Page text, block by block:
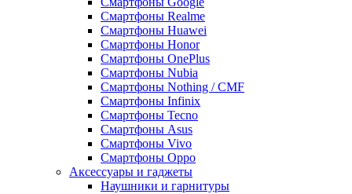
Смартфоны Realme
Смартфоны Huawei
Смартфоны Honor
Смартфоны OnePlus
Смартфоны Nubia
Смартфоны Nothing / CMF
Смартфоны Infinix
Смартфоны Tecno
Смартфоны Asus
Смартфоны Vivo
Смартфоны Oppo
Аксессуары и гаджеты
Наушники и гарнитуры